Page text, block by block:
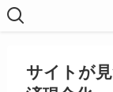
サイトが